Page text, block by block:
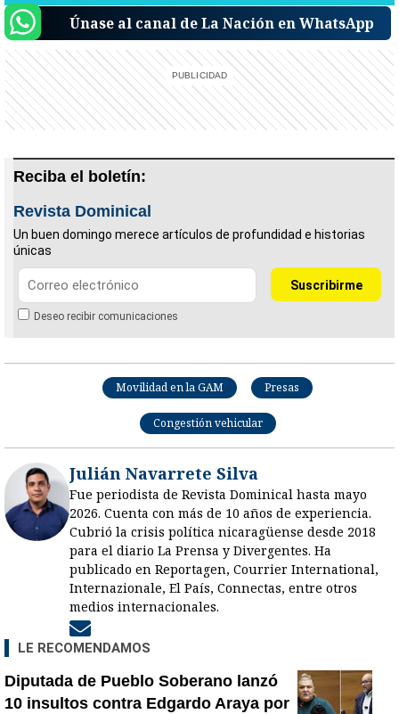
Únase al canal de La Nación en WhatsApp
Reciba el boletín:
Revista Dominical
Un buen domingo merece artículos de profundidad e historias
únicas
Deseo recibir comunicaciones
Movilidad en la GAM Presas
Congestión vehicular
Julián Navarrete Silva
Fue periodista de Revista Dominical hasta mayo
2026. Cuenta con más de 10 años de experiencia.
Cubrió la crisis política nicaragüense desde 2018
para el diario La Prensa y Divergentes. Ha
publicado en Reportagen, Courrier International,
Internazionale, El País, Connectas, entre otros
medios internacionales.
LE RECOMENDAMOS
Diputada de Pueblo Soberano lanzó
10 insultos contra Edgardo Araya por